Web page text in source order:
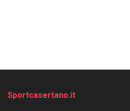
Sportcasertano.it